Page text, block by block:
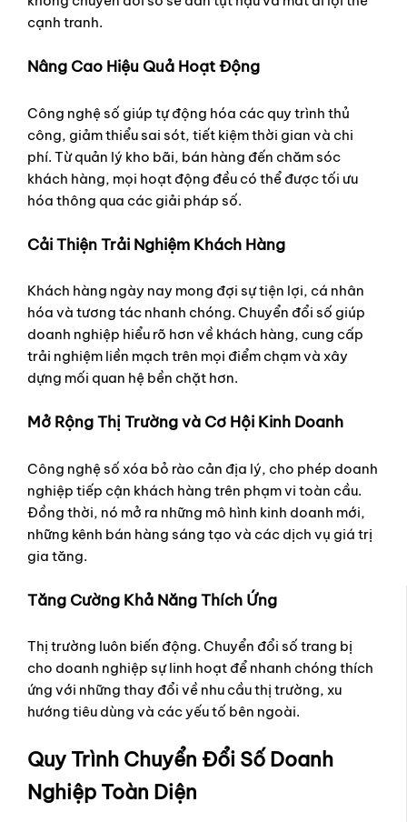
cạnh tranh.
Nâng Cao Hiệu Quả Hoạt Động
Công nghệ số giúp tự động hóa các quy trình thủ
công, giảm thiểu sai sót, tiết kiệm thời gian và chi
phí. Từ quản lý kho bãi, bán hàng đến chăm sóc
khách hàng, mọi hoạt động đều có thể được tối ưu
hóa thông qua các giải pháp số.
Cải Thiện Trải Nghiệm Khách Hàng
Khách hàng ngày nay mong đợi sự tiện lợi, cá nhân
hóa và tương tác nhanh chóng. Chuyển đổi số giúp
doanh nghiệp hiểu rõ hơn về khách hàng, cung cấp
trải nghiệm liền mạch trên mọi điểm chạm và xây
dựng mối quan hệ bền chặt hơn.
Mở Rộng Thị Trường và Cơ Hội Kinh Doanh
Công nghệ số xóa bỏ rào cản địa lý, cho phép doanh
nghiệp tiếp cận khách hàng trên phạm vi toàn cầu.
Đồng thời, nó mở ra những mô hình kinh doanh mới,
những kênh bán hàng sáng tạo và các dịch vụ giá trị
gia tăng.
Tăng Cường Khả Năng Thích Ứng
Thị trường luôn biến động. Chuyển đổi số trang bị
cho doanh nghiệp sự linh hoạt để nhanh chóng thích
ứng với những thay đổi về nhu cầu thị trường, xu
hướng tiêu dùng và các yếu tố bên ngoài.
Quy Trình Chuyển Đổi Số Doanh
Nghiệp Toàn Diện